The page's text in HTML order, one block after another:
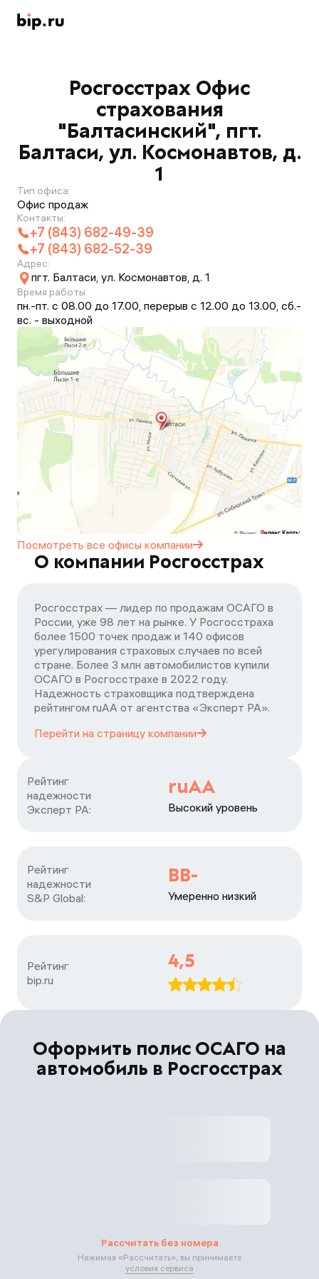
Росгосстрах Офис
страхования
"Балтасинский", пгт.
Балтаси, ул. Космонавтов, д.
1
Тип офиса:
Офис продаж
Контакты:
+7 (843) 682-49-39
+7 (843) 682-52-39
Адрес:
пгт. Балтаси, ул. Космонавтов, д. 1
Время работы:
пн.-пт. с 08.00 до 17.00, перерыв с 12.00 до 13.00, сб.-
вс. - выходной
Посмотреть все офисы компании
О компании Росгосстрах
Росгосстрах — лидер по продажам ОСАГО в
России, уже 98 лет на рынке. У Росгосстраха
более 1500 точек продаж и 140 офисов
урегулирования страховых случаев по всей
стране. Более 3 млн автомобилистов купили
ОСАГО в Росгосстрахе в 2022 году.
Надежность страховщика подтверждена
рейтингом ruАА от агентства «Эксперт РА».
Перейти на страницу компании
Рейтинг
надежности
Эксперт РА:
ruAA
Высокий уровень
Рейтинг
надежности
S&P Global:
BB-
Умеренно низкий
Рейтинг
bip.ru
4,5
Оформить полис ОСАГО на
автомобиль в Росгосстрах
Рассчитать без номера
Нажимая «Рассчитать», вы принимаете
условия сервиса